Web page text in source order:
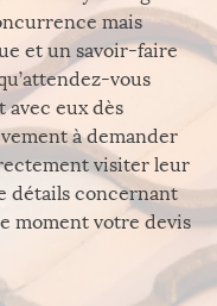
mais
et un savoir-faire
vous
eux dès
à demander
visiter leur
détails concernant
moment votre devis